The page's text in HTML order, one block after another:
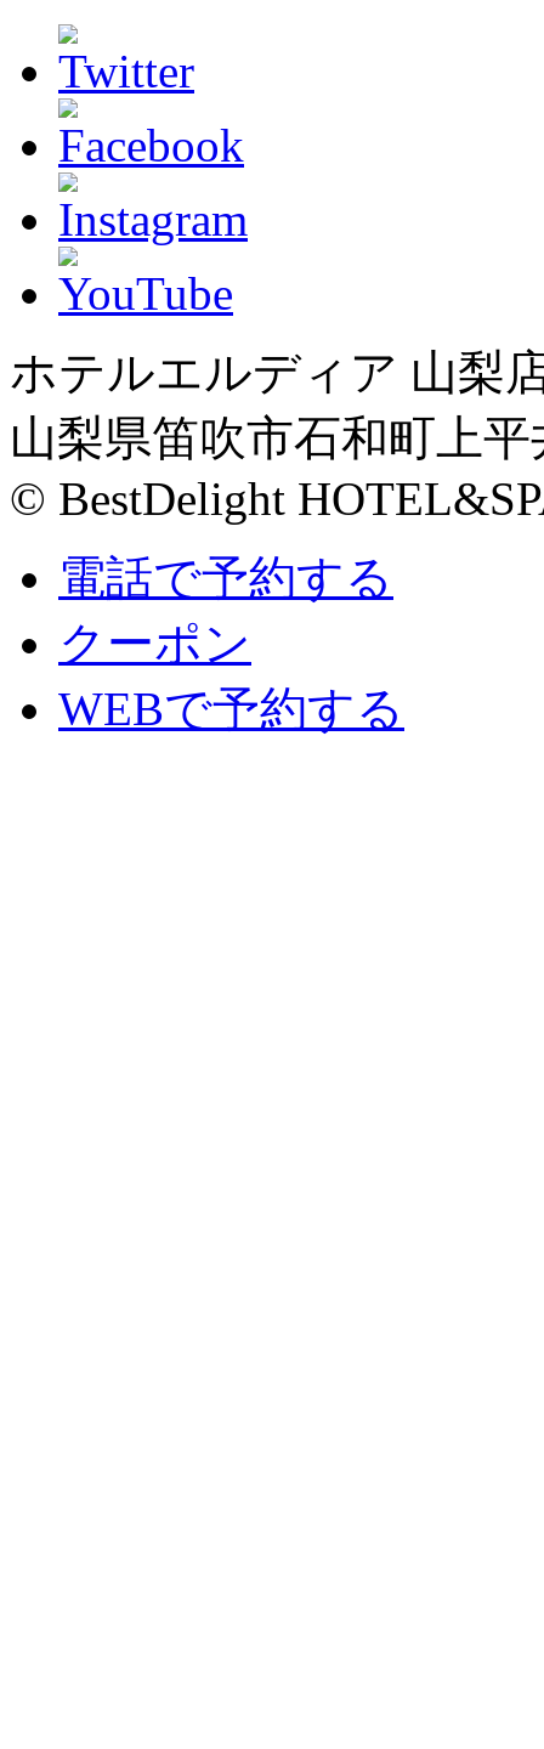
ホテルエルディア 山梨
山梨県笛吹市石和町上平
© BestDelight
電話で予約する
クーポン
WEBで予約する